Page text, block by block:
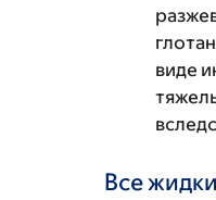
виде
Все